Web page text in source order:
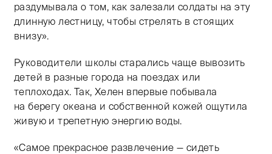
раздумывала о том, как залезали солдаты на эту
длинную лестницу, чтобы стрелять в стоящих
внизу».
Руководители школы старались чаще вывозить
детей в разные города на поездах или
теплоходах. Так, Хелен впервые побывала
на берегу океана и собственной кожей ощутила
живую и трепетную энергию воды.
«Самое прекрасное развлечение — сидеть